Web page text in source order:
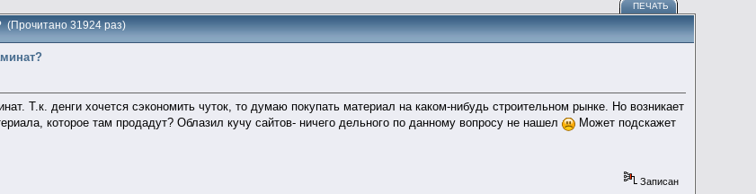
ПЕЧАТЬ
(Прочитано 31924 раз)
Т.к. денги хочется сэкономить чуток, то думаю покупать материал на каком-нибудь строительном рынке. Но возникает
которое там продадут? Облазил кучу сайтов- ничего дельного по данному вопросу не нашел
Может подскажет
Записан